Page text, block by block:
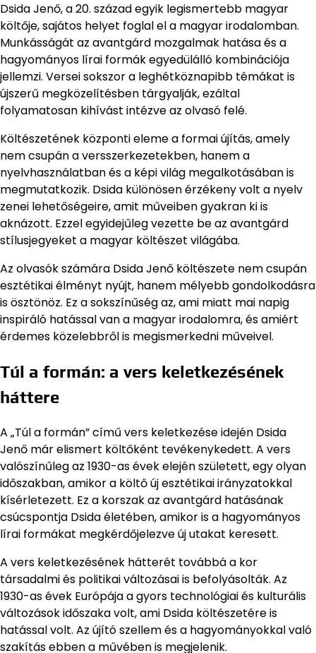
Dsida Jenő, a 20. század egyik legismertebb magyar
költője, sajátos helyet foglal el a magyar irodalomban.
Munkásságát az avantgárd mozgalmak hatása és a
hagyományos lírai formák egyedülálló kombinációja
jellemzi. Versei sokszor a leghétköznapibb témákat is
újszerű megközelítésben tárgyalják, ezáltal
folyamatosan kihívást intézve az olvasó felé.
Költészetének központi eleme a formai újítás, amely
nem csupán a versszerkezetekben, hanem a
nyelvhasználatban és a képi világ megalkotásában is
megmutatkozik. Dsida különösen érzékeny volt a nyelv
zenei lehetőségeire, amit műveiben gyakran ki is
aknázott. Ezzel egyidejűleg vezette be az avantgárd
stílusjegyeket a magyar költészet világába.
Az olvasók számára Dsida Jenő költészete nem csupán
esztétikai élményt nyújt, hanem mélyebb gondolkodásra
is ösztönöz. Ez a sokszínűség az, ami miatt mai napig
inspiráló hatással van a magyar irodalomra, és amiért
érdemes közelebbről is megismerkedni műveivel.
Túl a formán: a vers keletkezésének
háttere
A „Túl a formán” című vers keletkezése idején Dsida
Jenő már elismert költőként tevékenykedett. A vers
valószínűleg az 1930-as évek elején született, egy olyan
időszakban, amikor a költő új esztétikai irányzatokkal
kísérletezett. Ez a korszak az avantgárd hatásának
csúcspontja Dsida életében, amikor is a hagyományos
lírai formákat megkérdőjelezve új utakat keresett.
A vers keletkezésének hátterét továbbá a kor
társadalmi és politikai változásai is befolyásolták. Az
1930-as évek Európája a gyors technológiai és kulturális
változások időszaka volt, ami Dsida költészetére is
hatással volt. Az újító szellem és a hagyományokkal való
szakítás ebben a művében is megjelenik.